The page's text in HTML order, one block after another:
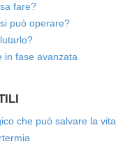
fare?
può operare?
in fase avanzata
che può salvare la vita